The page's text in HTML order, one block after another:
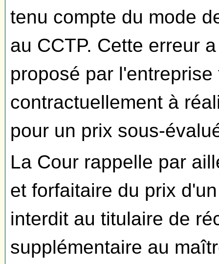
tenu compte du mode
au CCTP. Cette erreur
proposé par
contractuellement à
pour un prix sous-
La Cour rappelle par
et forfaitaire du prix
interdit au titulaire de
supplémentaire au